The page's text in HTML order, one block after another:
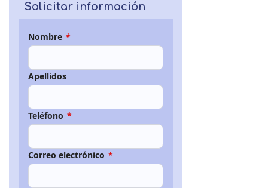
Solicitar información
Nombre *
Apellidos
Teléfono *
Correo electrónico *